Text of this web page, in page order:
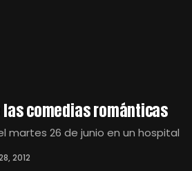
comedias románticas
martes 26 de junio en un hospital
2012